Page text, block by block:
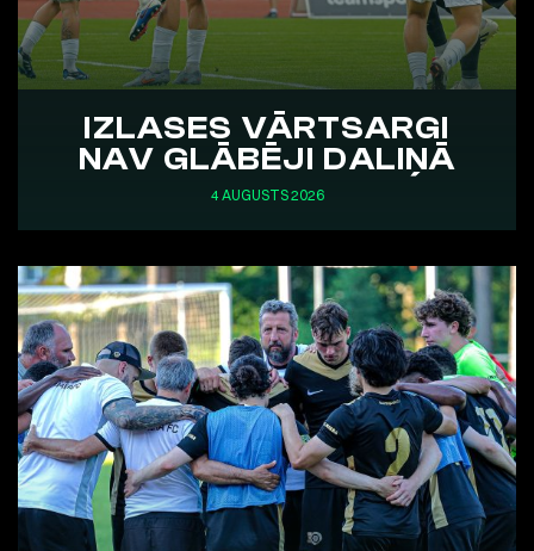
IZLASES VĀRTSARGI
NAV GLĀBĒJI DALIŅĀ
4 AUGUSTS 2026